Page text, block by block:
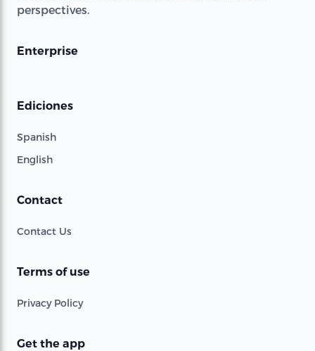
perspectives.
Enterprise
Ediciones
Spanish
English
Contact
Contact Us
Terms of use
Privacy Policy
Get the app